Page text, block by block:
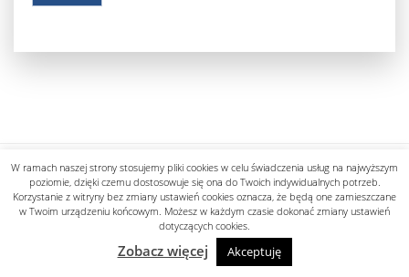
Polityka prywatności
designed by know-line.pl
W ramach naszej strony stosujemy pliki cookies w celu świadczenia usług na najwyższym
poziomie, dzięki czemu dostosowuje się ona do Twoich indywidualnych potrzeb.
Korzystanie z witryny bez zmiany ustawień cookies oznacza, że będą one zamieszczane
w Twoim urządzeniu końcowym. Możesz w każdym czasie dokonać zmiany ustawień
dotyczących cookies.
Zobacz więcej Akceptuję